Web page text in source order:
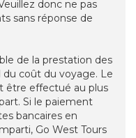
donc ne pas
sans réponse de
de la prestation des
coût du voyage. Le
être effectué au plus
Si le paiement
bancaires en
Go West Tours